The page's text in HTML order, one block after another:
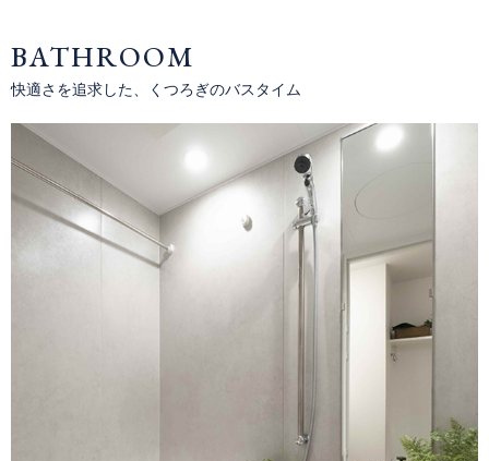
BATHROOM
快適さを追求した、くつろぎのバスタイム